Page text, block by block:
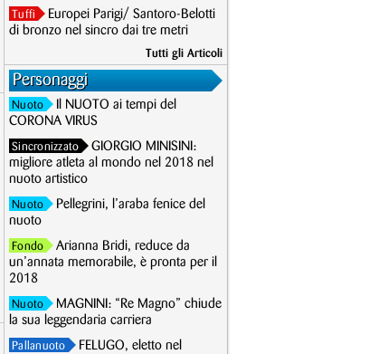
Tuffi
Europei Parigi/ Santoro-Belotti
di bronzo nel sincro dai tre metri
Tutti gli Articoli
Personaggi
Nuoto
Il NUOTO ai tempi del
CORONA VIRUS
Sincronizzato
GIORGIO MINISINI:
migliore atleta al mondo nel 2018 nel
nuoto artistico
Nuoto
Pellegrini, l’araba fenice del
nuoto
Fondo
Arianna Bridi, reduce da
un’annata memorabile, è pronta per il
2018
Nuoto
MAGNINI: “Re Magno” chiude
la sua leggendaria carriera
Pallanuoto
FELUGO, eletto nel